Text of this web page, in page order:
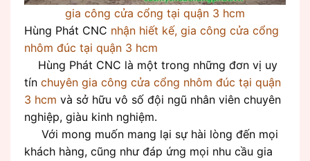
gia công cửa cổng tại quận 3 hcm
Hùng Phát CNC nhận hiết kế, gia công cửa cổng
nhôm đúc tại quận 3 hcm
Hùng Phát CNC là một trong những đơn vị uy
tín chuyên gia công cửa cổng nhôm đúc tại quận
3 hcm và sở hữu vô số đội ngũ nhân viên chuyên
nghiệp, giàu kinh nghiệm.
Với mong muốn mang lại sự hài lòng đến mọi
khách hàng, cũng như đáp ứng mọi nhu cầu gia